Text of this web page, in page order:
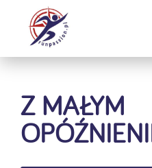
zawartości
Z MAŁYM